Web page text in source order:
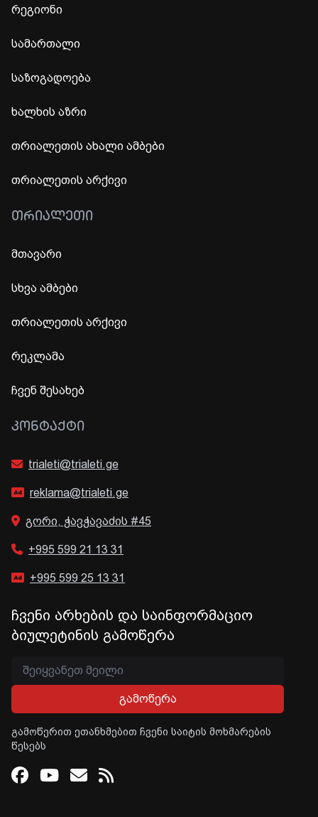
რეგიონი
სამართალი
საზოგადოება
ხალხის აზრი
თრიალეთის ახალი ამბები
თრიალეთის არქივი
ᲗᲠᲘᲐᲚᲔᲗᲘ
მთავარი
სხვა ამბები
თრიალეთის არქივი
რეკლამა
ჩვენ შესახებ
ᲙᲝᲜᲢᲐᲥᲢᲘ
trialeti@trialeti.ge
reklama@trialeti.ge
გორი, ჭავჭავაძის #45
+995 599 21 13 31
+995 599 25 13 31
ჩვენი არხების და საინფორმაციო
ბიულეტინის გამოწერა
გამოწერა
გამოწერით ეთანხმებით ჩვენი საიტის მოხმარების
წესებს
Facebook
Youtube
Email
RSS